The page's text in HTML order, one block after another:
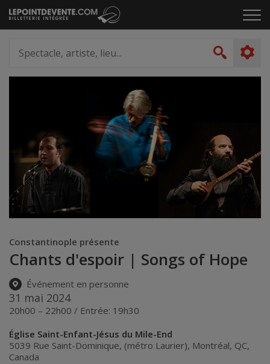
Passer
au
le
artiste,
lieu...
Constantinople présente
Chants d'espoir | Songs of Hope
Événement en personne
31 mai 2024
20h00 – 22h00 / Entrée: 19h30
Église Saint-Enfant-Jésus du Mile-End
5039 Rue Saint-Dominique, (métro Laurier), Montréal, QC,
Canada